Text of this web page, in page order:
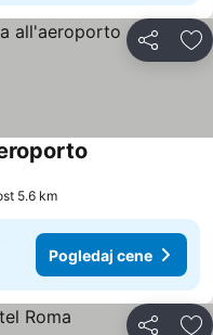
Deli
5.6 km
Pogledaj cene